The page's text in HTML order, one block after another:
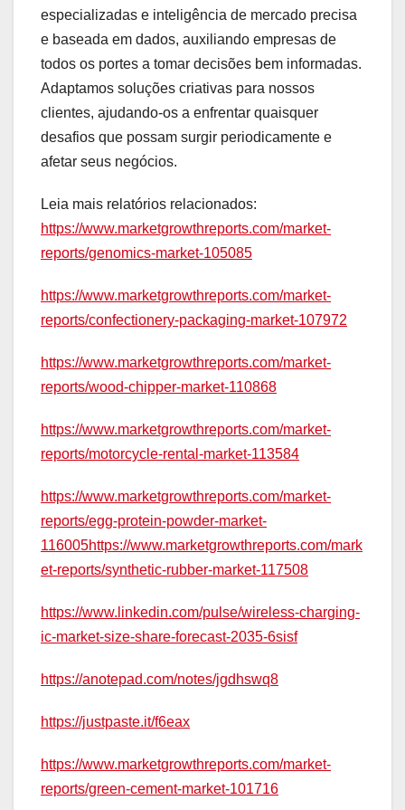
especializadas e inteligência de mercado precisa
e baseada em dados, auxiliando empresas de
todos os portes a tomar decisões bem informadas.
Adaptamos soluções criativas para nossos
clientes, ajudando-os a enfrentar quaisquer
desafios que possam surgir periodicamente e
afetar seus negócios.
Leia mais relatórios relacionados:
https://www.marketgrowthreports.com/market-
reports/genomics-market-105085
https://www.marketgrowthreports.com/market-
reports/confectionery-packaging-market-107972
https://www.marketgrowthreports.com/market-
reports/wood-chipper-market-110868
https://www.marketgrowthreports.com/market-
reports/motorcycle-rental-market-113584
https://www.marketgrowthreports.com/market-
reports/egg-protein-powder-market-
116005https://www.marketgrowthreports.com/mark
et-reports/synthetic-rubber-market-117508
https://www.linkedin.com/pulse/wireless-charging-
ic-market-size-share-forecast-2035-6sisf
https://anotepad.com/notes/jgdhswq8
https://justpaste.it/f6eax
https://www.marketgrowthreports.com/market-
reports/green-cement-market-101716